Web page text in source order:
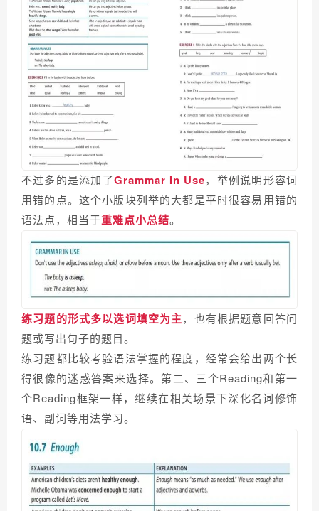
不过多的是添加了Grammar In Use，举例说明形容词
用错的点。这个小版块列举的大都是平时很容易用错的
语法点，相当于重难点小总结。
练习题的形式多以选词填空为主，也有根据题意回答问
题或写出句子的题目。
练习题都比较考验语法掌握的程度，经常会给出两个长
得很像的迷惑答案来选择。第二、三个Reading和第一
个Reading框架一样，继续在相关场景下深化名词修饰
语、副词等用法学习。